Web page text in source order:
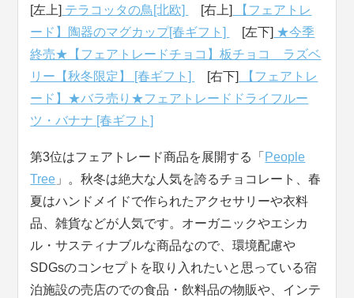
[左上] テラコッタの鳥[北欧] [右上]
【フェアトレ
ード】陶器のマグカップ[春ギフト]
[左下] ★今季
終売★【フェアトレードチョコ】板チョコ ラズベ
リー【秋冬限定】 [春ギフト]
[右下]
【フェアトレ
ード】★バラ売り★フェアトレードドライフルー
ツ・バナナ [春ギフト]
第3位はフェアトレード商品を展開する「 People
Tree 」。秋冬は絶大な人気を誇るチョコレート、春
夏はハンドメイドで作られたアクセサリーや衣料
品、雑貨などが人気です。オーガニックやエシカ
ル・サスティナブルな商品なので、環境配慮や
SDGsのコンセプトを取り入れたいと思っている宿
泊施設の売店のでの食品・飲料品の物販や、インテ